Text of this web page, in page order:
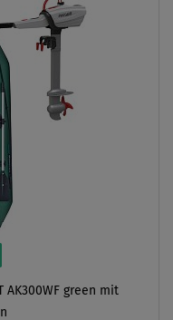
AK300WF green mit